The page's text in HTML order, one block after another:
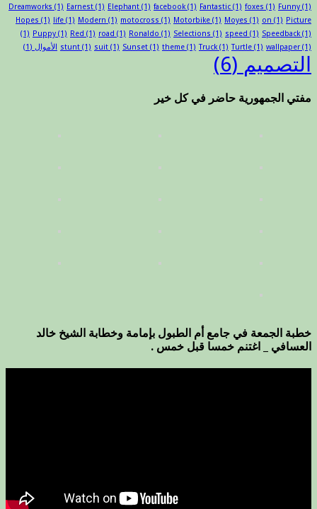
Dreamworks (1) Earnest (1) Elephant (1) facebook(1) Fantastic (1) foxes (1) Funny (1)
Hopes (1) life (1) Modern (1) motocross (1) Motorbike (1) Moyes (1) on (1) Picture
(1) Puppy (1) Red (1) road (1) Ronaldo (1) Selections (1) speed (1) Speedback(1)
stunt (1) suit (1) Sunset (1) theme (1) Truck(1) Turtle (1) wallpaper (1) الأموال (1)
التصميم (6)
مفتي الجمهورية حاضر في كل خير
خطبة الجمعة في جامع أم الطبول بإمامة وخطابة الشيخ خالد
العسافي _ اغتنم خمسا قبل خمس .